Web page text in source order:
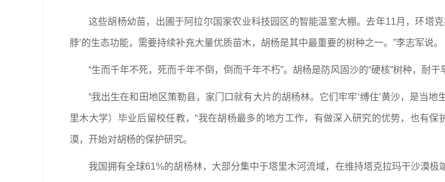
这些胡杨幼苗，出圃于阿拉尔国家农业科技园区的智能温室大棚。去年11月，环塔
脖’的生态功能，需要持续补充大量优质苗木，胡杨是其中最重要的树种之一。”李志军说。
“生而千年不死，死而千年不倒，倒而千年不朽”。胡杨是防风固沙的“硬核”树种，耐干
“我出生在和田地区策勒县，家门口就有大片的胡杨林。它们牢牢‘缚住’黄沙，是当
里木大学）毕业后留校任教，“我在胡杨最多的地方工作，有做深入研究的优势，也有
漠，开始对胡杨的保护研究。
我国拥有全球61%的胡杨林，大部分集中于塔里木河流域，在维持塔克拉玛干沙漠